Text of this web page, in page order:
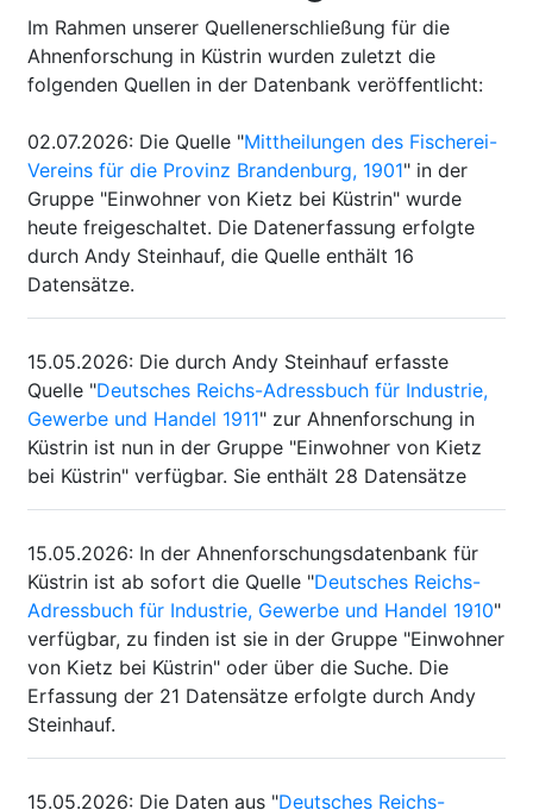
Im Rahmen unserer Quellenerschließung für die
Ahnenforschung in Küstrin wurden zuletzt die
folgenden Quellen in der Datenbank veröffentlicht:
02.07.2026: Die Quelle "Mittheilungen des Fischerei-
Vereins für die Provinz Brandenburg, 1901" in der
Gruppe "Einwohner von Kietz bei Küstrin" wurde
heute freigeschaltet. Die Datenerfassung erfolgte
durch Andy Steinhauf, die Quelle enthält 16
Datensätze.
15.05.2026: Die durch Andy Steinhauf erfasste
Quelle "Deutsches Reichs-Adressbuch für Industrie,
Gewerbe und Handel 1911" zur Ahnenforschung in
Küstrin ist nun in der Gruppe "Einwohner von Kietz
bei Küstrin" verfügbar. Sie enthält 28 Datensätze
15.05.2026: In der Ahnenforschungsdatenbank für
Küstrin ist ab sofort die Quelle "Deutsches Reichs-
Adressbuch für Industrie, Gewerbe und Handel 1910"
verfügbar, zu finden ist sie in der Gruppe "Einwohner
von Kietz bei Küstrin" oder über die Suche. Die
Erfassung der 21 Datensätze erfolgte durch Andy
Steinhauf.
15.05.2026: Die Daten aus "Deutsches Reichs-